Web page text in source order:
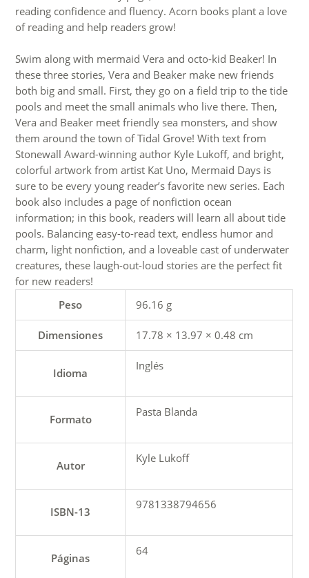
reading confidence and fluency. Acorn books plant a love
of reading and help readers grow!
Swim along with mermaid Vera and octo-kid Beaker! In
these three stories, Vera and Beaker make new friends
both big and small. First, they go on a field trip to the tide
pools and meet the small animals who live there. Then,
Vera and Beaker meet friendly sea monsters, and show
them around the town of Tidal Grove! With text from
Stonewall Award-winning author Kyle Lukoff, and bright,
colorful artwork from artist Kat Uno, Mermaid Days is
sure to be every young reader’s favorite new series. Each
book also includes a page of nonfiction ocean
information; in this book, readers will learn all about tide
pools. Balancing easy-to-read text, endless humor and
charm, light nonfiction, and a loveable cast of underwater
creatures, these laugh-out-loud stories are the perfect fit
for new readers!
Peso
96.16 g
Dimensiones 17.78 × 13.97 × 0.48 cm
Idioma
Inglés
Formato
Pasta Blanda
Autor
Kyle Lukoff
ISBN-13
9781338794656
Páginas
64